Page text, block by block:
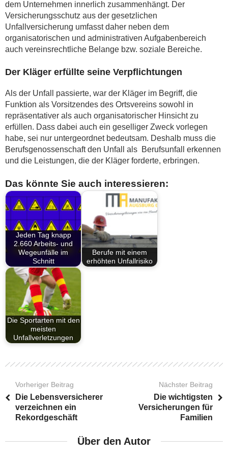
dem Unternehmen innerlich zusammenhängt. Der
Versicherungsschutz aus der gesetzlichen
Unfallversicherung umfasst daher neben dem
organisatorischen und administrativen Aufgabenbereich
auch vereinsrechtliche Belange bzw. soziale Bereiche.
Der Kläger erfüllte seine Verpflichtungen
Als der Unfall passierte, war der Kläger im Begriff, die
Funktion als Vorsitzendes des Ortsvereins sowohl in
repräsentativer als auch organisatorischer Hinsicht zu
erfüllen. Dass dabei auch ein geselliger Zweck vorlegen
habe, sei nur untergeordnet bedeutsam. Deshalb muss die
Berufsgenossenschaft den Unfall als Berufsunfall erkennen
und die Leistungen, die der Kläger forderte, erbringen.
Das könnte Sie auch interessieren:
Jeden Tag knapp
2.660 Arbeits- und
Wegeunfälle im
Schnitt
Berufe mit einem
erhöhten Unfallrisiko
Die Sportarten mit den
meisten
Unfallverletzungen
Vorheriger Beitrag
Die Lebensversicherer
verzeichnen ein
Rekordgeschäft
Nächster Beitrag
Die wichtigsten
Versicherungen für
Familien
Über den Autor